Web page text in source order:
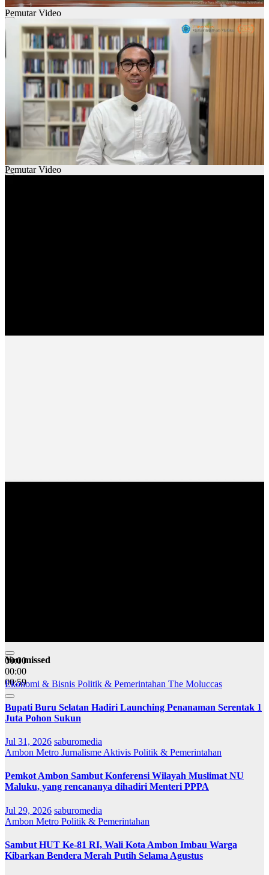
00:00
00:00
01:28
Pemutar Video
Pemutar Video
00:00
00:00
00:59
You missed
Ekonomi & Bisnis Politik & Pemerintahan The Moluccas
Bupati Buru Selatan Hadiri Launching Penanaman Serentak 1
Juta Pohon Sukun
Jul 31, 2026 saburomedia
Ambon Metro Jurnalisme Aktivis Politik & Pemerintahan
Pemkot Ambon Sambut Konferensi Wilayah Muslimat NU
Maluku, yang rencananya dihadiri Menteri PPPA
Jul 29, 2026 saburomedia
Ambon Metro Politik & Pemerintahan
Sambut HUT Ke-81 RI, Wali Kota Ambon Imbau Warga
Kibarkan Bendera Merah Putih Selama Agustus